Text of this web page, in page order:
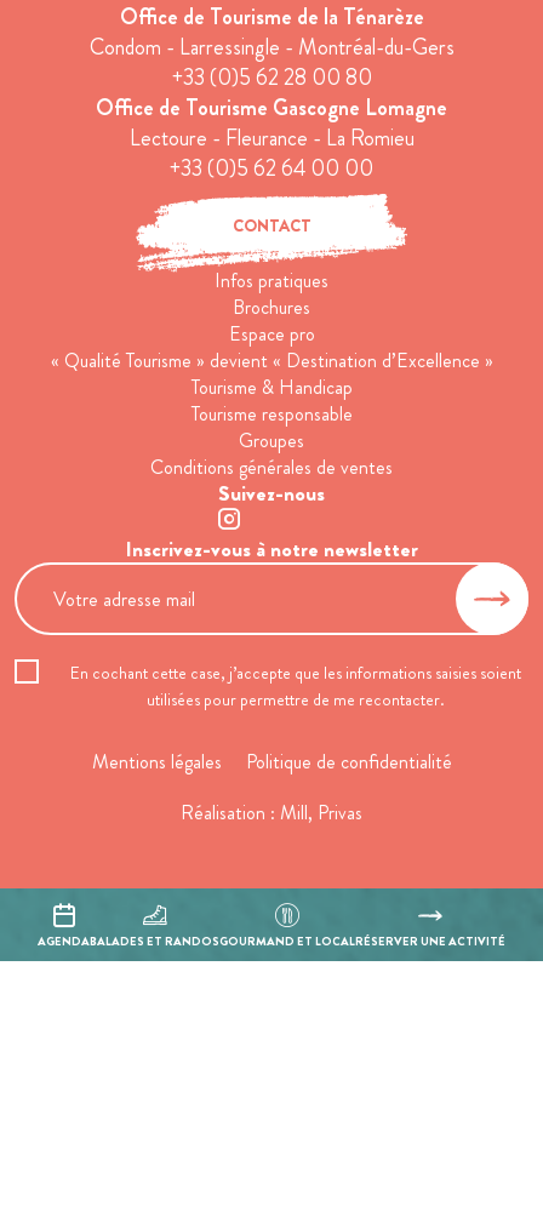
AGENDABALADES ET RANDOSGOURMAND ET LOCALRÉSERVER UNE ACTIVITÉ
Office de Tourisme de la Ténarèze
Condom - Larressingle - Montréal-du-Gers
+33 (0)5 62 28 00 80
Office de Tourisme Gascogne Lomagne
Lectoure - Fleurance - La Romieu
+33 (0)5 62 64 00 00
CONTACT
Infos pratiques
Brochures
Espace pro
« Qualité Tourisme » devient « Destination d’Excellence »
Tourisme & Handicap
Tourisme responsable
Groupes
Conditions générales de ventes
Suivez-nous
Inscrivez-vous à notre newsletter
En cochant cette case, j’accepte que les informations saisies soient
utilisées pour permettre de me recontacter.
Mentions légales
Politique de confidentialité
Réalisation : Mill, Privas